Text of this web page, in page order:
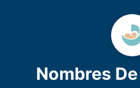
Nombres